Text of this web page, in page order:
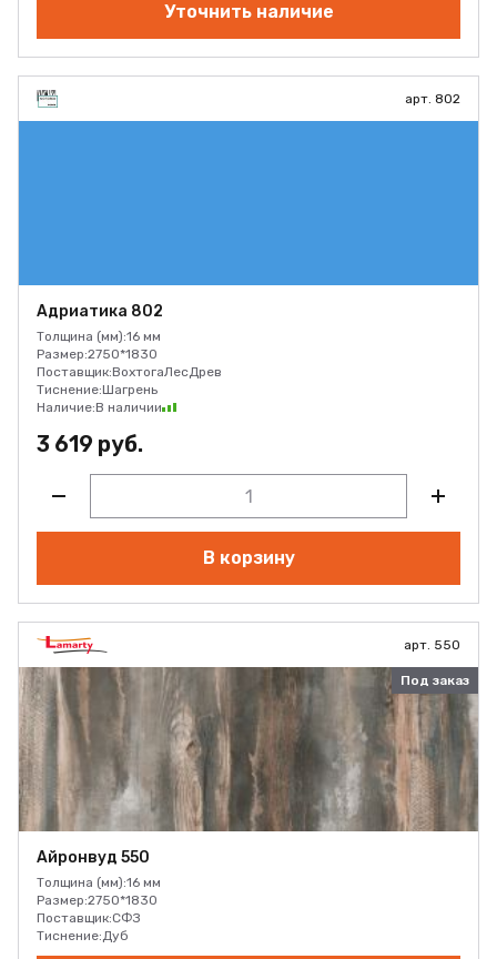
Уточнить наличие
арт. 802
Адриатика 802
Толщина (мм):16 мм
Размер:2750*1830
Поставщик:ВохтогаЛесДрев
Тиснение:Шагрень
Наличие:В наличии
3 619 руб.
В корзину
арт. 550
Под заказ
Айронвуд 550
Толщина (мм):16 мм
Размер:2750*1830
Поставщик:СФЗ
Тиснение:Дуб